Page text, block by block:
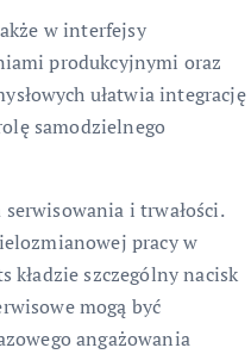
w interfejsy
produkcyjnymi oraz
ułatwia integrację
samodzielnego
i trwałości.
pracy w
kładzie szczególny nacisk
mogą być
angażowania